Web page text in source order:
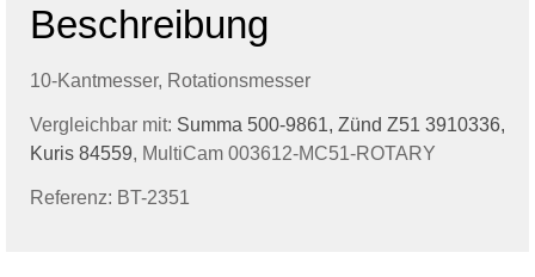
Beschreibung
10-Kantmesser, Rotationsmesser
Vergleichbar mit: Summa 500-9861, Zünd Z51 3910336,
Kuris 84559, MultiCam 003612-MC51-ROTARY
Referenz: BT-2351